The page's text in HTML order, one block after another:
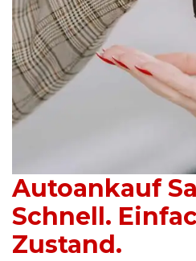
Autoankauf
Schnell.
Zustand.